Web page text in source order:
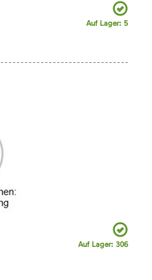
Auf Lager: 5
Auf Lager: 306